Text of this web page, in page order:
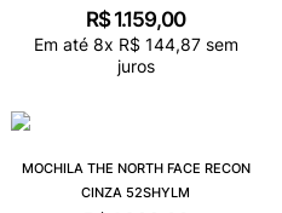
R$ 1.159,00
Em até 8x R$ 144,87sem
juros
MOCHILA THE NORTH FACE RECON
CINZA 52SHYLM